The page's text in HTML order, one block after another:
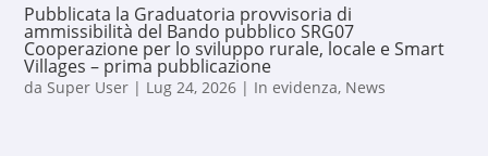
Pubblicata la Graduatoria provvisoria di
ammissibilità del Bando pubblico SRG07
Cooperazione per lo sviluppo rurale, locale e Smart
Villages – prima pubblicazione
da Super User | Lug 24, 2026 | In evidenza, News